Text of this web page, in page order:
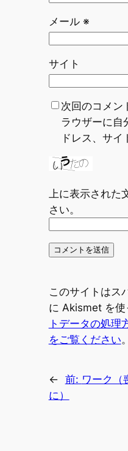
メール ※
サイト
次回のコメン
ラウザーに自
ドレス、サイ
上に表示された
さい。
このサイトはス
に Akismet を使
トデータの処理
をご覧ください。
← 前: ワーク（
に）